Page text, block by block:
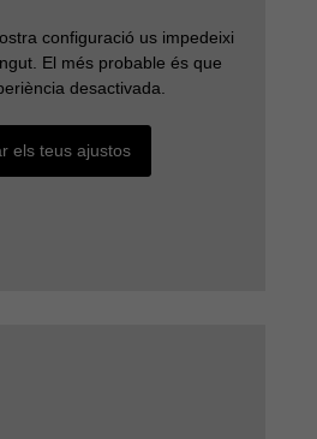
configuració us impedeixi
El més probable és que
desactivada.
els teus ajustos